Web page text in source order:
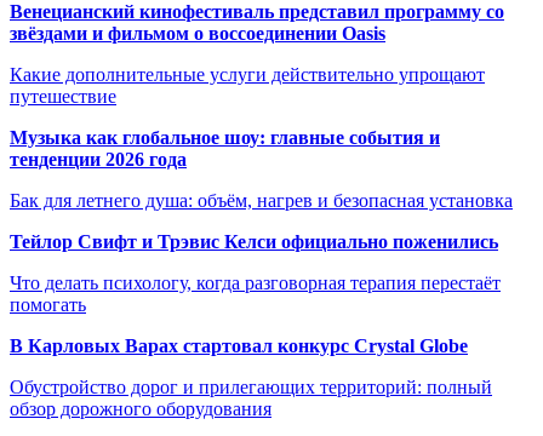
Венецианский кинофестиваль представил программу со
звёздами и фильмом о воссоединении Oasis
Какие дополнительные услуги действительно упрощают
путешествие
Музыка как глобальное шоу: главные события и
тенденции 2026 года
Бак для летнего душа: объём, нагрев и безопасная установка
Тейлор Свифт и Трэвис Келси официально поженились
Что делать психологу, когда разговорная терапия перестаёт
помогать
В Карловых Варах стартовал конкурс Crystal Globe
Обустройство дорог и прилегающих территорий: полный
обзор дорожного оборудования